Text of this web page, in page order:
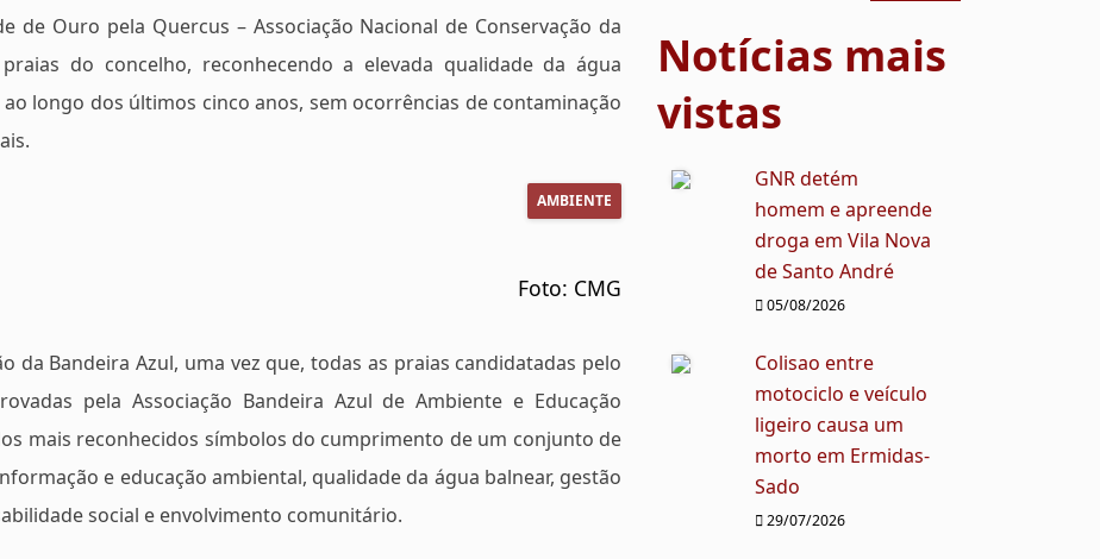
de Ouro pela Quercus – Associação Nacional de Conservação da
do concelho, reconhecendo a elevada qualidade da água
longo dos últimos cinco anos, sem ocorrências de contaminação
AMBIENTE
Foto: CMG
da Bandeira Azul, uma vez que, todas as praias candidatadas pelo
pela Associação Bandeira Azul de Ambiente e Educação
mais reconhecidos símbolos do cumprimento de um conjunto de
e educação ambiental, qualidade da água balnear, gestão
social e envolvimento comunitário.
Notícias mais
vistas
GNR detém
homem e apreende
droga em Vila Nova
de Santo André
05/08/2026
Colisao entre
motociclo e veículo
ligeiro causa um
morto em Ermidas-
Sado
29/07/2026